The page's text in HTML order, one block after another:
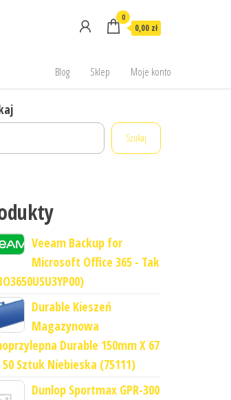
0
0,00 zł
Blog Sklep Moje konto
Szukaj
Veeam Backup for
Microsoft Office 365 - Tak
Durable Kieszeń
Magazynowa
Durable 150mm X 67
Sztuk Niebieska (75111)
Dunlop Sportmax GPR-300